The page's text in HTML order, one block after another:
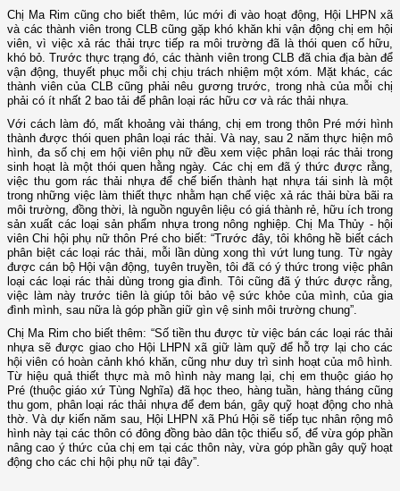
Chị Ma Rim cũng cho biết thêm, lúc mới đi vào hoạt động, Hội LHPN xã
và các thành viên trong CLB cũng gặp khó khăn khi vận động chị em hội
viên, vì việc xả rác thải trực tiếp ra môi trường đã là thói quen cố hữu,
khó bỏ. Trước thực trạng đó, các thành viên trong CLB đã chia địa bàn để
vận động, thuyết phục mỗi chị chịu trách nhiệm một xóm. Mặt khác, các
thành viên của CLB cũng phải nêu gương trước, trong nhà của mỗi chị
phải có ít nhất 2 bao tải để phân loại rác hữu cơ và rác thải nhựa.
Với cách làm đó, mất khoảng vài tháng, chị em trong thôn Pré mới hình
thành được thói quen phân loại rác thải. Và nay, sau 2 năm thực hiện mô
hình, đa số chị em hội viên phụ nữ đều xem việc phân loại rác thải trong
sinh hoạt là một thói quen hằng ngày. Các chị em đã ý thức được rằng,
việc thu gom rác thải nhựa để chế biến thành hạt nhựa tái sinh là một
trong những việc làm thiết thực nhằm hạn chế việc xả rác thải bừa bãi ra
môi trường, đồng thời, là nguồn nguyên liệu có giá thành rẻ, hữu ích trong
sản xuất các loại sản phẩm nhựa trong nông nghiệp. Chị Ma Thủy - hội
viên Chi hội phụ nữ thôn Pré cho biết: “Trước đây, tôi không hề biết cách
phân biệt các loại rác thải, mỗi lần dùng xong thì vứt lung tung. Từ ngày
được cán bộ Hội vận động, tuyên truyền, tôi đã có ý thức trong việc phân
loại các loại rác thải dùng trong gia đình. Tôi cũng đã ý thức được rằng,
việc làm này trước tiên là giúp tôi bảo vệ sức khỏe của mình, của gia
đình mình, sau nữa là góp phần giữ gìn vệ sinh môi trường chung”.
Chị Ma Rim cho biết thêm: “Số tiền thu được từ việc bán các loại rác thải
nhựa sẽ được giao cho Hội LHPN xã giữ làm quỹ để hỗ trợ lại cho các
hội viên có hoàn cảnh khó khăn, cũng như duy trì sinh hoạt của mô hình.
Từ hiệu quả thiết thực mà mô hình này mang lại, chị em thuộc giáo họ
Pré (thuộc giáo xứ Tùng Nghĩa) đã học theo, hàng tuần, hàng tháng cũng
thu gom, phân loại rác thải nhựa để đem bán, gây quỹ hoạt động cho nhà
thờ. Và dự kiến năm sau, Hội LHPN xã Phú Hội sẽ tiếp tục nhân rộng mô
hình này tại các thôn có đông đồng bào dân tộc thiểu số, để vừa góp phần
nâng cao ý thức của chị em tại các thôn này, vừa góp phần gây quỹ hoạt
động cho các chi hội phụ nữ tại đây”.